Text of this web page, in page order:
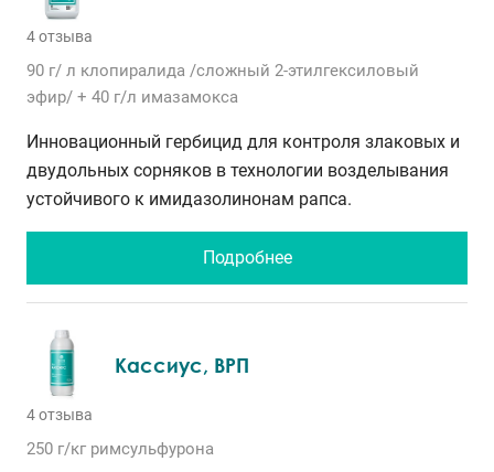
4 отзыва
90 г/ л клопиралида /сложный 2-этилгексиловый
эфир/ + 40 г/л имазамокса
Инновационный гербицид для контроля злаковых и
двудольных сорняков в технологии возделывания
устойчивого к имидазолинонам рапса.
Подробнее
Кассиус, ВРП
4 отзыва
250 г/кг римсульфурона